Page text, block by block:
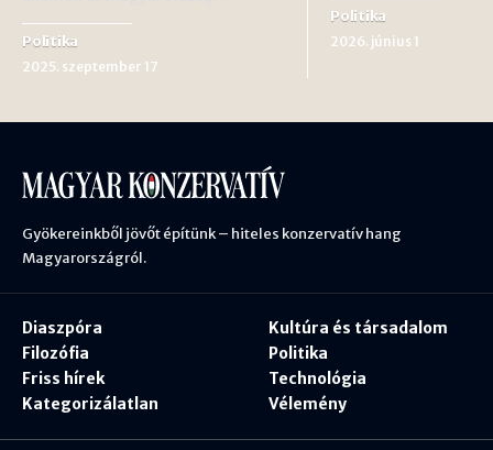
Politika
2025. szeptember 17
Politika
2026. június 1
Gyökereinkből jövőt építünk – hiteles konzervatív hang
Magyarországról.
Diaszpóra
Filozófia
Friss hírek
Kategorizálatlan
Kultúra és társadalom
Politika
Technológia
Vélemény